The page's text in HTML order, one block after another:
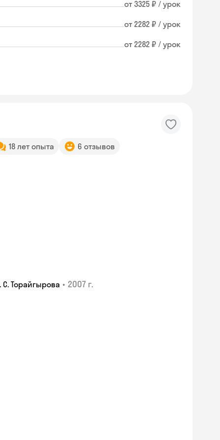
от 3325 ₽ / урок
от 2282 ₽ / урок
от 2282 ₽ / урок
18 лет опыта 6 отзывов
Торайгырова • 2007 г.